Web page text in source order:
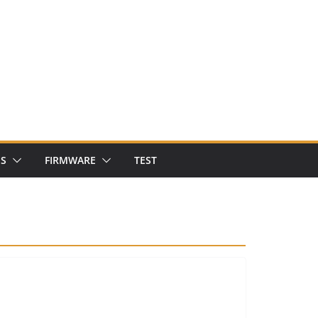
FIRMWARE TEST